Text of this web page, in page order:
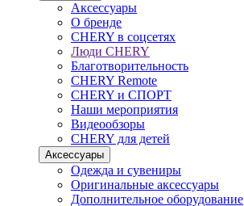
Аксессуары
О бренде
CHERY в соцсетях
Люди CHERY
Благотворительность
CHERY Remote
CHERY и СПОРТ
Наши мероприятия
Видеообзоры
CHERY для детей
Аксессуары
Одежда и сувениры
Оригинальные аксессуары
Дополнительное оборудование